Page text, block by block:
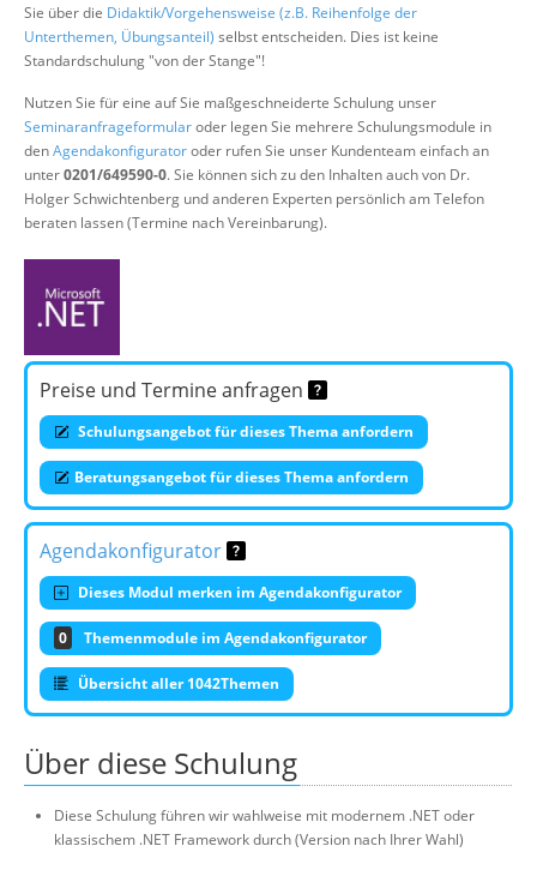
Sie über die Didaktik/Vorgehensweise (z.B. Reihenfolge der
Unterthemen, Übungsanteil) selbst entscheiden. Dies ist keine
Standardschulung "von der Stange"!
Nutzen Sie für eine auf Sie maßgeschneiderte Schulung unser
Seminaranfrageformularoder legen Sie mehrere Schulungsmodule in
denAgendakonfiguratoroder rufen Sie unser Kundenteam einfach an
unter0201/649590-0. Sie können sich zu den Inhalten auch von Dr.
Holger Schwichtenberg und anderen Experten persönlich am Telefon
beraten lassen (Termine nach Vereinbarung).
Preise und Termine anfragen
Schulungsangebot für dieses Thema anfordern
Beratungsangebot für dieses Thema anfordern
Agendakonfigurator
Dieses Modul merken im Agendakonfigurator
0 Themenmodule im Agendakonfigurator
Übersicht aller 1042Themen
Über diese Schulung
Diese Schulung führen wir wahlweise mit modernem .NET oder
klassischem .NET Framework durch (Version nach Ihrer Wahl)